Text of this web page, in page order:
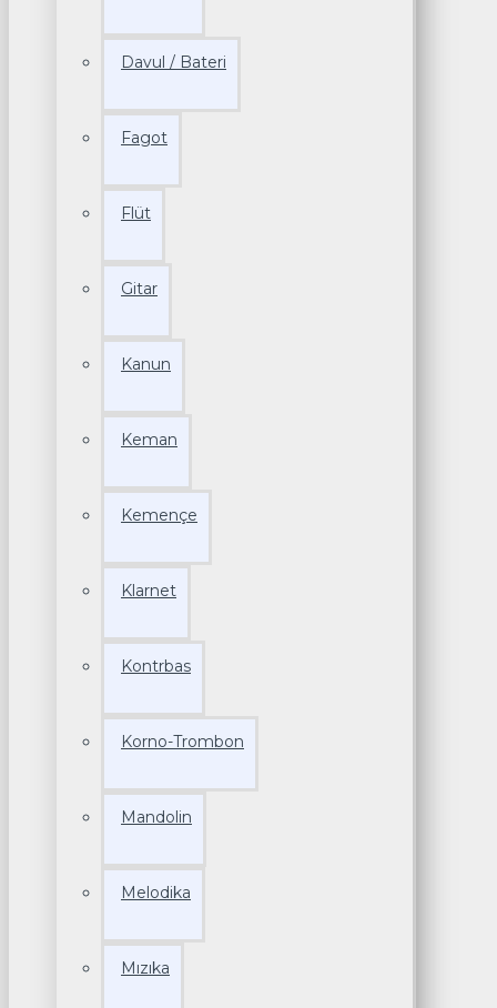
Davul / Bateri
Fagot
Flüt
Gitar
Kanun
Keman
Kemençe
Klarnet
Kontrbas
Korno-Trombon
Mandolin
Melodika
Mızıka